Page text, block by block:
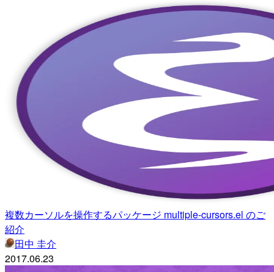
複数カーソルを操作するパッケージ multiple-cursors.el のご
紹介
田中 圭介
2017.06.23